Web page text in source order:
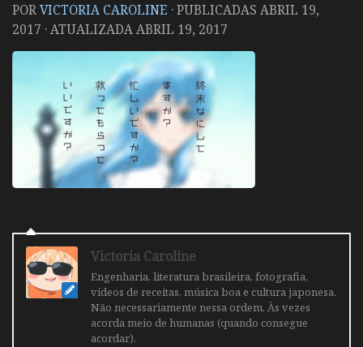
PORVICTORIA CAROLINE · PUBLICADAS ABRIL 19,
2017 · ATUALIZADAABRIL 19, 2017
Victoria Caroline
Engenharia, literatura brasileira, fotografia,
vídeos de receitas, música boa e cultura japonesa.
Não necessariamente nessa ordem. Às vezes
acorda meio de humanas (quando consegue
acordar).